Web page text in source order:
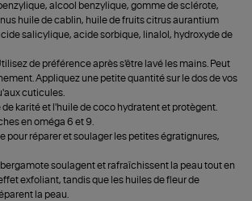
alcool benzylique, gomme de sclérote,
huile de cablin, huile de fruits citrus aurantium
salicylique, acide sorbique, linalol, hydroxyde de
de préférence après s'être lavé les mains. Peut
Appliquez une petite quantité sur le dos de vos
cuticules.
de karité et l'huile de coco hydratent et protègent.
en oméga 6 et 9.
pour réparer et soulager les petites égratignures,
bergamote soulagent et rafraîchissent la peau tout en
exfoliant, tandis que les huiles de fleur de
la peau.